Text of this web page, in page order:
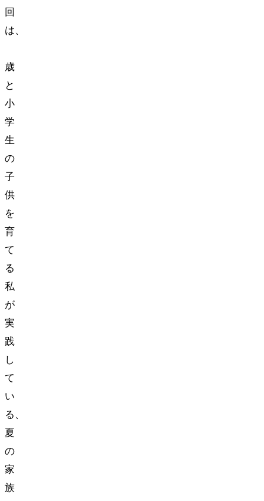
回
は、
歳
と
小
学
生
の
子
供
を
育
て
る
私
が
実
践
し
て
い
る、
夏
の
家
族